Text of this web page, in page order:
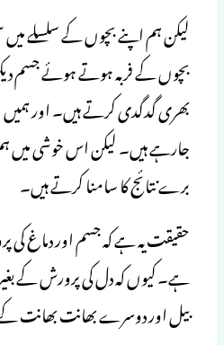
لیکن ہم اپنے بچوں کے سلسلے
بچوں کے فربہ ہوتے ہوئے جسم
بھری گدگدی کرتے ہیں۔ اور
جارہے ہیں۔ لیکن اس خوشی میں
برے نتائج کا سامنا کرتے ہیں۔
حقیقت یہ ہے کہ جسم اور دماغ
ہے۔ کیوں کہ دل کی پرورش کے
بیل اور دوسرے بھانت بھانت کے